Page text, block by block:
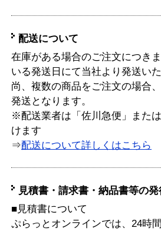
配送について
在庫がある場合のご注文につき
いる発送日にて当社より発送い
尚、複数の商品をご注文の場合
発送となります。
※配送業者は「佐川急便」また
けます
⇒配送について詳しくはこちら
見積書・請求書・納品書等の
■見積書について
ぷらっとオンラインでは、24時